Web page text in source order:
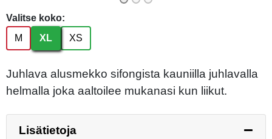
Valitse koko:
M
XL XS
Juhlava alusmekko sifongista kauniilla juhlavalla
helmalla joka aaltoilee mukanasi kun liikut.
Lisätietoja